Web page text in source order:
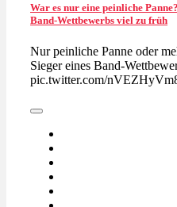
War es nur eine peinliche
Band-Wettbewerbs viel zu früh
Nur peinliche Panne oder
Sieger eines Band-
pic.twitter.com/